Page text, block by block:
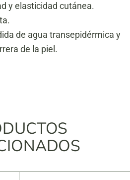
y elasticidad cutánea.
de agua transepidérmica y
de la piel.